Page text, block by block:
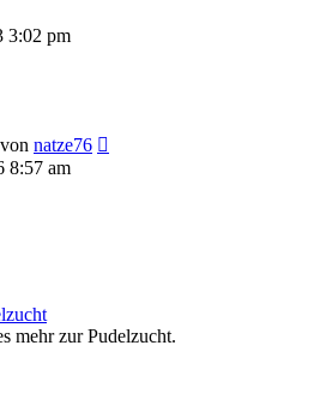
3:02 pm
von natze76
8:57 am
mehr zur Pudelzucht.